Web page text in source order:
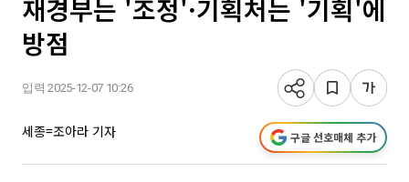
재경부는 '조정'·기획처는 '기획'에
방점
입력 2025-12-07 10:26
세종=조아라 기자 구글 선호매체 추가